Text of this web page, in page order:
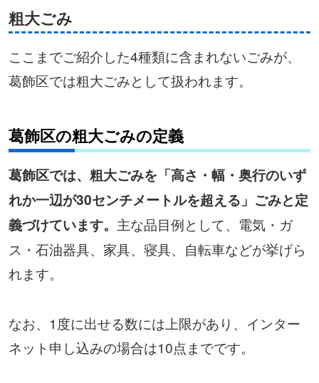
粗大ごみ
ここまでご紹介した4種類に含まれないごみが、
葛飾区では粗大ごみとして扱われます。
葛飾区の粗大ごみの定義
葛飾区では、粗大ごみを「高さ・幅・奥行のいず
れか一辺が30センチメートルを超える」ごみと定
義づけています。 主な品目例として、電気・ガ
ス・石油器具、家具、寝具、自転車などが挙げら
れます。
なお、1度に出せる数には上限があり、インター
ネット申し込みの場合は10点までです。